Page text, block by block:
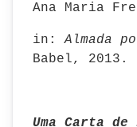
Ana Maria
in:Almada
Babel, 2013.
Uma Carta de